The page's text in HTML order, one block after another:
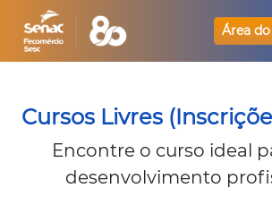
Área
Cursos Livres
Encontre o curso ideal
desenvolvimento